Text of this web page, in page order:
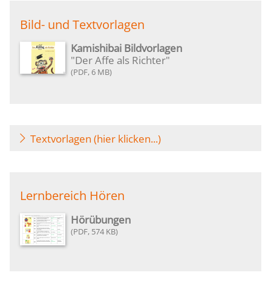
Bild- und Textvorlagen
Kamishibai Bildvorlagen
"Der Affe als Richter"
6 MB
Textvorlagen (hier klicken...)
Lernbereich Hören
Hörübungen
574 KB